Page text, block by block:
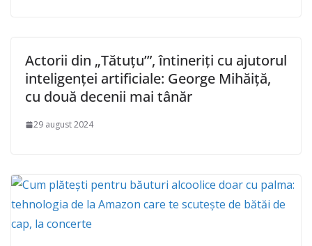
Actorii din „Tătuțu’”, întineriți cu ajutorul
inteligenței artificiale: George Mihăiță,
cu două decenii mai tânăr
29 august 2024